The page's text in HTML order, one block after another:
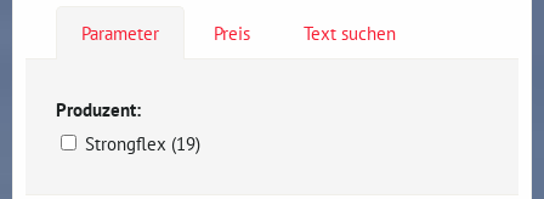
Parameter Preis Text suchen
Produzent:
Strongflex (19)